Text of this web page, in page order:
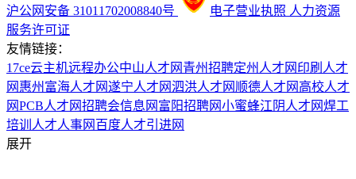
沪公网安备 31011702008840号 电子营业执照 人力资源
服务许可证
友情链接：
17ce云主机远程办公中山人才网 青州招聘定州人才网 印刷人才
网 惠州富海人才网遂宁人才网泗洪人才网 顺德人才网 高校人才
网PCB人才网招聘会信息网 富阳招聘网小蜜蜂江阴人才网焊工
培训 人才人事网 百度人才引进网
展开